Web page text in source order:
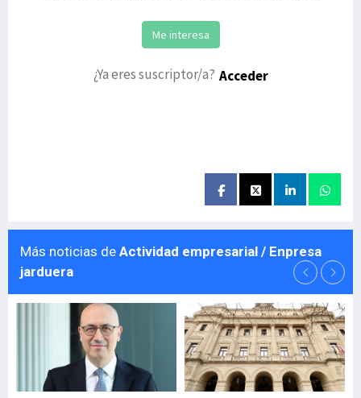
Me interesa
¿Ya eres suscriptor/a? Acceder
Más noticias de Actividad empresarial / Enpresa
jarduera